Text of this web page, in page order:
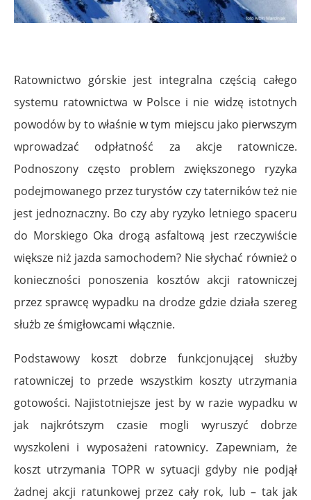
Ratownictwo górskie jest integralna częścią całego
systemu ratownictwa w Polsce i nie widzę istotnych
powodów by to właśnie w tym miejscu jako pierwszym
wprowadzać odpłatność za akcje ratownicze.
Podnoszony często problem zwiększonego ryzyka
podejmowanego przez turystów czy taterników też nie
jest jednoznaczny. Bo czy aby ryzyko letniego spaceru
do Morskiego Oka drogą asfaltową jest rzeczywiście
większe niż jazda samochodem? Nie słychać również o
konieczności ponoszenia kosztów akcji ratowniczej
przez sprawcę wypadku na drodze gdzie działa szereg
służb ze śmigłowcami włącznie.
Podstawowy koszt dobrze funkcjonującej służby
ratowniczej to przede wszystkim koszty utrzymania
gotowości. Najistotniejsze jest by w razie wypadku w
jak najkrótszym czasie mogli wyruszyć dobrze
wyszkoleni i wyposażeni ratownicy. Zapewniam, że
koszt utrzymania TOPR w sytuacji gdyby nie podjął
żadnej akcji ratunkowej przez cały rok, lub – tak jak